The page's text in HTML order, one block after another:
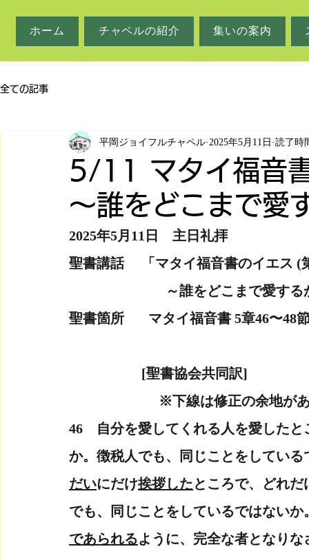
ホーム チャペルの紹介 集いの案内
全ての記事
5/11 マタイ福音
～誰をどこまで愛
平岡ジョイフルチャペル 2025年5月11日 読了時
2025年5月11日　主日礼拝
聖書講話     「マタイ福音書のイエス (
～誰をどこまで愛するか
聖書箇所　   マタイ福音書 5章46〜48
[聖書協会共同訳]
※下線は修正の余地がある
46　自分を愛してくれる人を愛した
か。徴税人でも、同じことをしてい
だいにだけ挨拶したところで、どれだ
でも、同じことをしているではない
であられるように、完全な者となりな